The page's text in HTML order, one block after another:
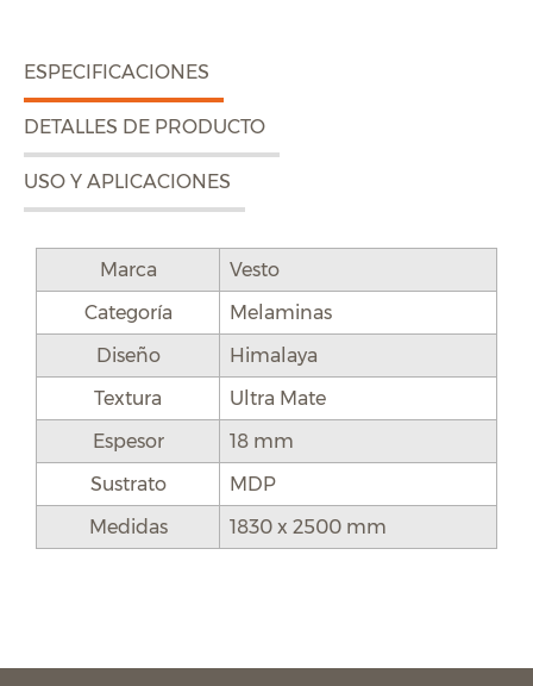
ESPECIFICACIONES
DETALLES DE PRODUCTO
USO Y APLICACIONES
Marca
Vesto
Categoría
Melaminas
Diseño
Himalaya
Textura
Ultra Mate
Espesor
18 mm
Sustrato
MDP
Medidas
1830 x 2500 mm